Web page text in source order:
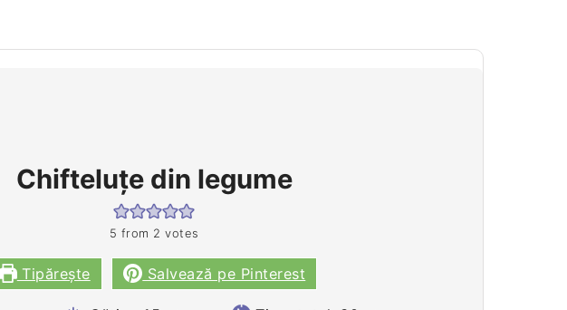
Chifteluţe din legume
5 from 2 votes
Tipărește Salvează pe Pinterest